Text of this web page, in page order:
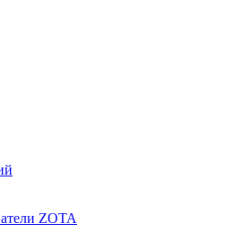
ZOTA